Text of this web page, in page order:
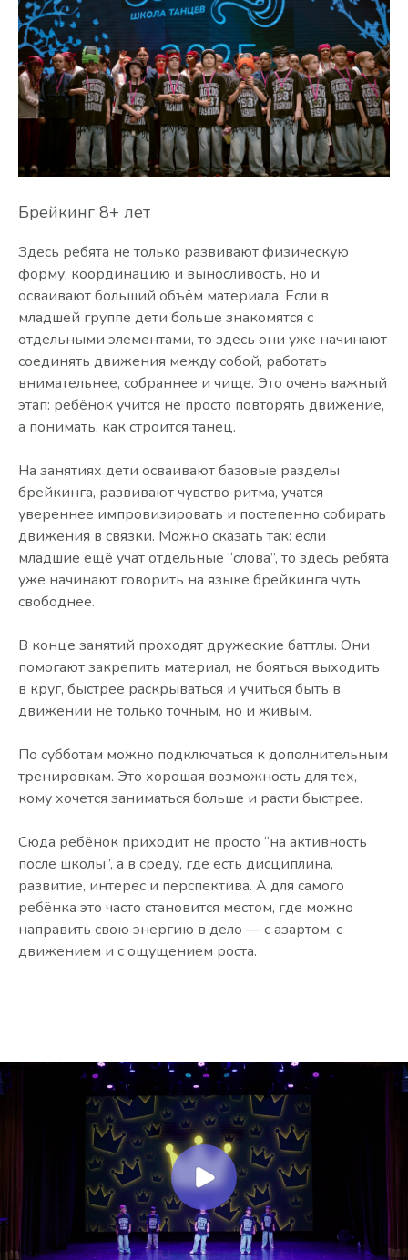
Брейкинг 8+ лет
Здесь ребята не только развивают физическую
форму, координацию и выносливость, но и
осваивают больший объём материала. Если в
младшей группе дети больше знакомятся с
отдельными элементами, то здесь они уже начинают
соединять движения между собой, работать
внимательнее, собраннее и чище. Это очень важный
этап: ребёнок учится не просто повторять движение,
а понимать, как строится танец.
На занятиях дети осваивают базовые разделы
брейкинга, развивают чувство ритма, учатся
увереннее импровизировать и постепенно собирать
движения в связки. Можно сказать так: если
младшие ещё учат отдельные “слова”, то здесь ребята
уже начинают говорить на языке брейкинга чуть
свободнее.
В конце занятий проходят дружеские баттлы. Они
помогают закрепить материал, не бояться выходить
в круг, быстрее раскрываться и учиться быть в
движении не только точным, но и живым.
По субботам можно подключаться к дополнительным
тренировкам. Это хорошая возможность для тех,
кому хочется заниматься больше и расти быстрее.
Сюда ребёнок приходит не просто “на активность
после школы”, а в среду, где есть дисциплина,
развитие, интерес и перспектива. А для самого
ребёнка это часто становится местом, где можно
направить свою энергию в дело — с азартом, с
движением и с ощущением роста.